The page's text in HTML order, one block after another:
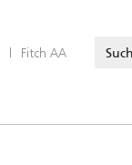
| Fitch AA